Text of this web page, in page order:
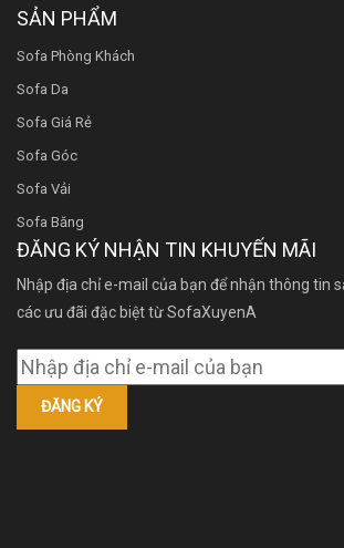
SẢN PHẨM
Sofa Phòng Khách
Sofa Da
Sofa Giá Rẻ
Sofa Góc
Sofa Vải
Sofa Băng
ĐĂNG KÝ NHẬN TIN KHUYẾN MÃI
Nhập địa chỉ e-mail của bạn để nhận thông tin
các ưu đãi đặc biệt từ SofaXuyenA